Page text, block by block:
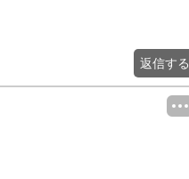
返信する